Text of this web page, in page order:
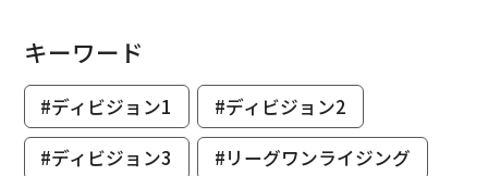
キーワード
#ディビジョン1
#ディビジョン2
#ディビジョン3
#リーグワンライジング